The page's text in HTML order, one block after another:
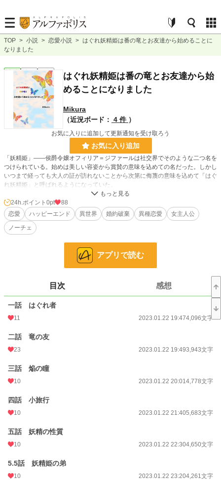
TOP > 小説 > 恋愛小説 > はぐれ妖精姫は番の竜とお友達から始めることに
なりました
恋愛 完結 長編
はぐれ妖精姫は番の竜とお友達から始
めることになりました
Mikura
（近況ボード： 4 件 ）
お気に入りに追加して更新通知を受け取ろう
お気に入り追加
「妖精姫」――侯爵令嬢オフィリア＝ジファールは社交界でそのような二つ名を
つけられている。始めは美しい容姿から賞賛の意味を込めての名だった。しかし
いつまで経っても大人の証が訪れないことから次第に侮蔑の意味を込めて「はぐ
れ妖精姫」と呼ばれるようになっていた。
第二王子との婚約は破談になり、その後もまともな縁談などくるはずもなく、
結婚を望めない。今後は社交の場に出ることもやめようと決断した夜、彼女の前
に大きな翼と尾を持った人外の男性が現れた。
彼曰く、自分は竜でありオフィリアはその魂の番である。唐突にそんなことを
言い出した彼は真剣な目でとある頼み事をしてきた。
「俺を貴女の友にしてほしい」
結婚を前提としたお付き合いをするにもまずは友人から親しくなっていくべき
フィリアはそれを受け入れることにした。
とにもかくにもまずは、お友達から。
これは堅物の竜とはぐれ者の妖精姫が友人関係から始める物語。
恋愛
お気に入り 324
24h.ポイント
文字数 120,658
更新日時
初回公開日時 2023.01.22 19:47
週間ポイント 21 pt (62,459 位)
24h.ポイント 0pt
88
恋愛
ハッピーエンド 異世界 婚約破棄 異種恋愛
女主人公
ノーチェ
アプリで読む
目次 感想
一話 はぐれ者
11 2023.01.22 19:474,096文字
二話 竜の友
23 2023.01.22 19:493,943文字
三話 焔の瞳
10 2023.01.22 20:014,778文字
四話 小旅行
10 2023.01.22 21:405,683文字
五話 妖精の性質
10 2023.01.22 22:304,650文字
5.5話 妖精姫の弟
10 2023.01.22 23:204,261文字